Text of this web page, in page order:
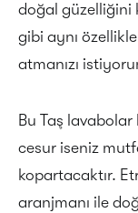
doğal güzelliğini
gibi aynı
atmanızı
Bu Taş
cesur iseniz
kopartacaktır.
aranjmanı ile